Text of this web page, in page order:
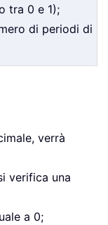
tra 0 e 1);
di periodi di
verrà
verifica una
a 0;